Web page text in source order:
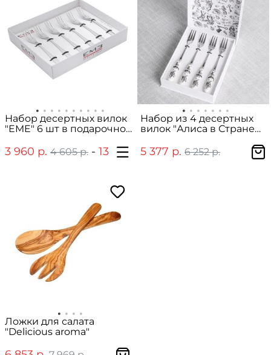
Набор десертных вилок
"EME" 6 шт в подарочной
3 960 р. 4 605 р. - 13 410 р. 15 593 р.
Набор из 4 десертных
вилок "Алиса в Стране
упаковке
5 377 р. 6 252 р.
Ложки для салата
"Delicious aroma"